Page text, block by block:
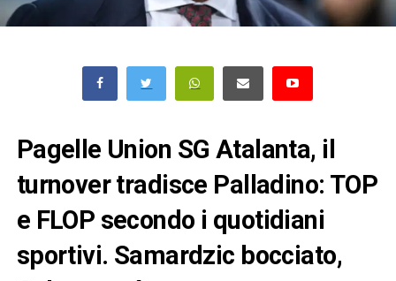
Pagelle Union SG Atalanta, il
turnover tradisce Palladino: TOP
e FLOP secondo i quotidiani
sportivi. Samardzic bocciato,